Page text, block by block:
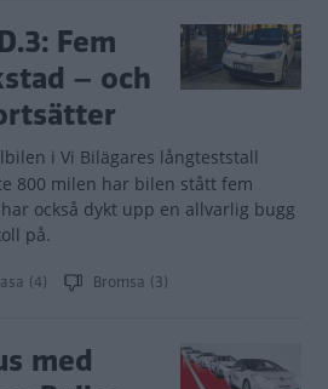
Fem
– och
i Vi Bilägares långteststall
800 milen har bilen stått fem
också dykt upp en allvarlig bugg
på.
(4) Bromsa (3)
med